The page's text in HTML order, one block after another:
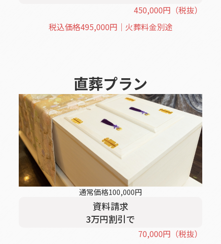
450,000円 （税抜）
税込価格495,000円｜火葬料金別途
直葬プラン
通常価格100,000円
資料請求
3万円割引で
70,000円 （税抜）